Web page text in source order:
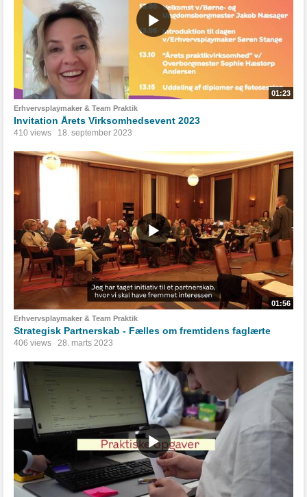
01:23
Erhvervsplaymaker & Team Praktik
Invitation Årets Virksomhedsevent 2023
410 views 18. september 2023
01:56
Erhvervsplaymaker & Team Praktik
Strategisk Partnerskab - Fælles om fremtidens faglærte
406 views 28. marts 2023